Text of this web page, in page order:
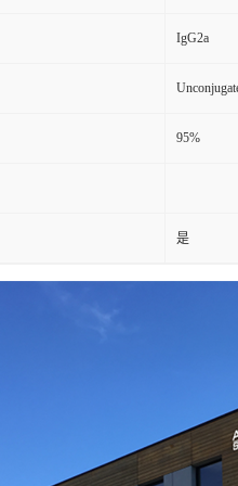
IgG2a
95%
是